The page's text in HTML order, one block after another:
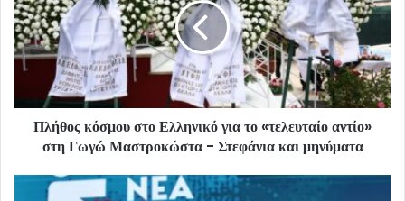
Πλήθος κόσμου στο Ελληνικό για το «τελευταίο αντίο»
στη Γωγώ Μαστροκώστα - Στεφάνια και μηνύματα